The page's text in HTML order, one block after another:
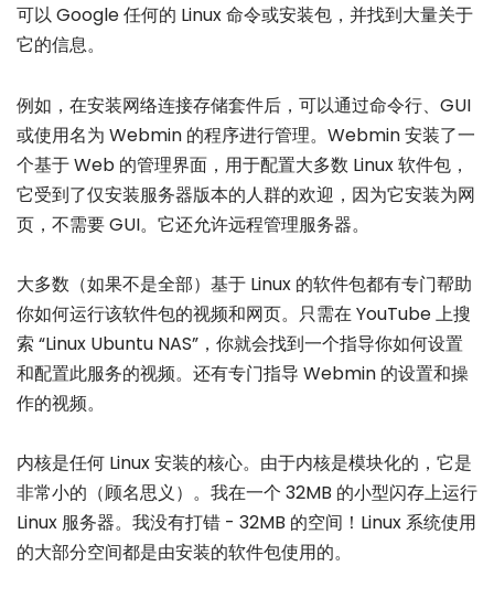
可以 Google 任何的 Linux 命令或安装包，并找到大量关于
它的信息。
例如，在安装网络连接存储套件后，可以通过命令行、GUI
或使用名为 Webmin 的程序进行管理。Webmin 安装了一
个基于 Web 的管理界面，用于配置大多数 Linux 软件包，
它受到了仅安装服务器版本的人群的欢迎，因为它安装为网
页，不需要 GUI。它还允许远程管理服务器。
大多数（如果不是全部）基于 Linux 的软件包都有专门帮助
你如何运行该软件包的视频和网页。只需在 YouTube 上搜
索 “Linux Ubuntu NAS”，你就会找到一个指导你如何设置
和配置此服务的视频。还有专门指导 Webmin 的设置和操
作的视频。
内核是任何 Linux 安装的核心。由于内核是模块化的，它是
非常小的（顾名思义）。我在一个 32MB 的小型闪存上运行
Linux 服务器。我没有打错 - 32MB 的空间！Linux 系统使用
的大部分空间都是由安装的软件包使用的。